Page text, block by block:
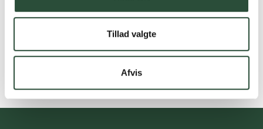
Tillad valgte
Afvis